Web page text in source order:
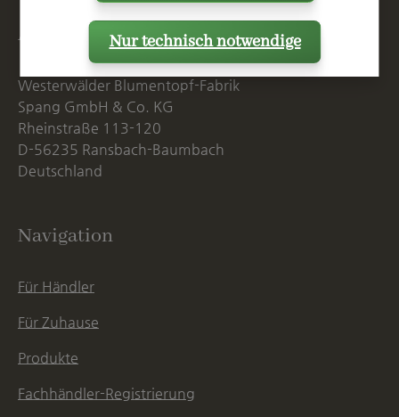
Anschrift
Westerwälder Blumentopf-Fabrik
Spang GmbH & Co. KG
Rheinstraße 113-120
D-56235 Ransbach-Baumbach
Deutschland
Navigation
Für Händler
Für Zuhause
Produkte
Fachhändler-Registrierung
Nur technisch notwendige